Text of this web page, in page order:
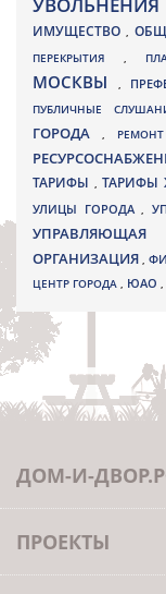
ИМУЩЕСТВО ,
ПЕРЕКРЫТИЯ ,
МОСКВЫ
,
ПУБЛИЧНЫЕ
ГОРОДА
,
ТАРИФЫ , ТАРИФЫ
УЛИЦЫ ГОРОДА ,
ОРГАНИЗАЦИЯ,
ЦЕНТР ГОРОДА , ЮАО ,
ДОМ-И-
ПРОЕКТЫ